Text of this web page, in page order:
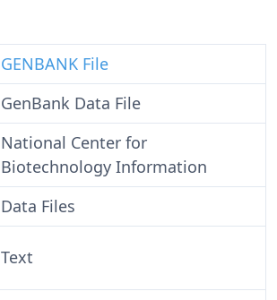
GENBANK File
GenBank Data File
National Center for
Biotechnology Information
Data Files
Text